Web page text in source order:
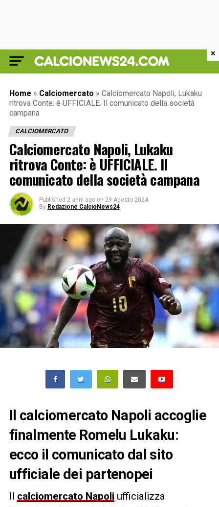
Home » Calciomercato » Calciomercato Napoli, Lukaku
ritrova Conte: è UFFICIALE. Il comunicato della società
campana
CALCIOMERCATO
Calciomercato Napoli, Lukaku
ritrova Conte: è UFFICIALE. Il
comunicato della società campana
Published 2 anni ago on 29 Agosto 2024
By Redazione CalcioNews24
Il calciomercato Napoli accoglie
finalmente Romelu Lukaku:
ecco il comunicato dal sito
ufficiale dei partenopei
Il calciomercato Napoli ufficializza
×